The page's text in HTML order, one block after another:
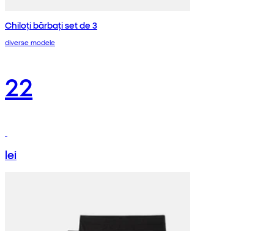
Chiloți bărbați set de 3
diverse modele
22
lei